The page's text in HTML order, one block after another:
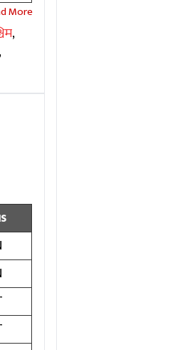
,